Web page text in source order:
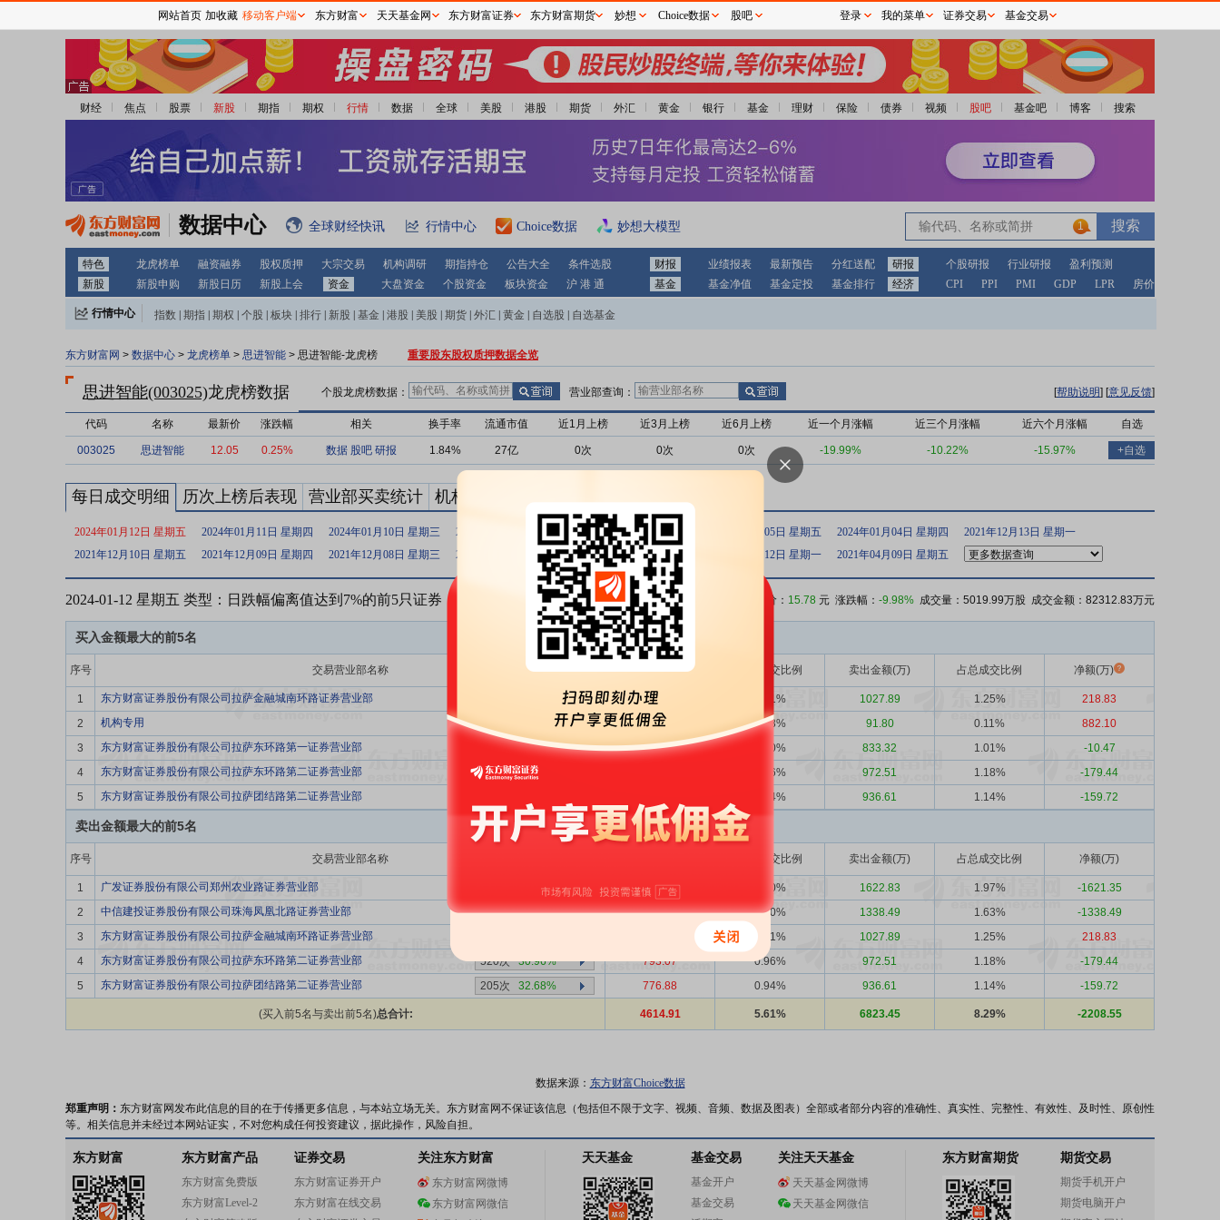
财经 焦点 股票 新股 期指 期权 行情 数据 全球 美股 港股 期货 外汇 黄金 银行 基金 理财 保险 债券 视频 股吧 基金吧 博客 搜索
数据中心 全球财经快讯 行情中心 Choice数据 妙想大模型 1
特色 龙虎榜单 融资融券 股权质押 大宗交易 机构调研 期指持仓 公告大全 条件选股 财报 业绩报表 最新预告 分红送配 研报 个股研报 行业研报
盈利预测
新股
新股申购 新股日历 新股上会 资金 大盘资金 个股资金 板块资金 沪 港 通 基金 基金净值 基金定投 基金排行 经济 CPI PPI PMI GDP LPR 房价
行情中心 指数 期指 期权 个股 板块 排行 新股 基金 港股 美股 期货 外汇 黄金 自选股 自选基金
东方财富网 > 数据中心 > 龙虎榜单 > 思进智能 > 思进智能-龙虎榜 重要股东股权质押数据全览
思进智能(003025)龙虎榜数据 个股龙虎榜数据： 营业部查询： [帮助说明] [意见反馈]
代码 名称 最新价 涨跌幅 相关 换手率 流通市值 近1月上榜 近3月上榜 近6月上榜 近一个月涨幅 近三个月涨幅 近六个月涨幅 自选
003025 思进智能 12.05 0.25% 数据 股吧 研报 1.84% 27亿 0次 0次 0次 -19.99% -10.22% -15.97% +自选
每日成交明细 历次上榜后表现 营业部买卖统计 机构买卖统计
2024年01月12日 星期五 2024年01月11日 星期四 2024年01月10日 星期三 2024年01月09日 星期二 2024年01月08日 星期一 2024年01月05日 星期五 2024年01月04日 星期四
2021年12月13日 星期一
2021年12月10日 星期五
2021年12月09日 星期四 2021年12月08日 星期三 2021年09月08日 星期三 2021年06月04日 星期五 2021年04月12日 星期一 2021年04月09日 星期五
2024-01-12 星期五 类型：日跌幅偏离值达到7%的前5只证券 收盘价： 15.78 元 涨跌幅： -9.98% 成交量：5019.99万股 成交金额：82312.83万元
买入金额最大的前5名
序号 交易营业部名称 买入金额(万) 占总成交比例 卖出金额(万) 占总成交比例 净额(万)
1 东方财富证券股份有限公司拉萨金融城南环路证券营业部 1246.72 1.51% 1027.89 1.25%
218.83
2
机构专用 2758次 39.74% 973.90 1.18% 91.80 0.11%
882.10
3
东方财富证券股份有限公司拉萨东环路第一证券营业部 172次 34.30% 822.85 1.00% 833.32 1.01%
-10.47
4
东方财富证券股份有限公司拉萨东环路第二证券营业部 520次 30.96% 0.96% 972.51 1.18%
-179.44
5
东方财富证券股份有限公司拉萨团结路第二证券营业部 0.94% 936.61 1.14% -159.72
卖出金额最大的前5名
序号 交易营业部名称 占总成交比例 卖出金额(万) 占总成交比例 净额(万)
1 广发证券股份有限公司郑州农业路证券营业部 28.00% 1.48 0.00% 1622.83 1.97%
-1621.35
2
中信建投证券股份有限公司珠海凤凰北路证券营业部 -次 - 0.00 0.00% 1338.49 1.63%
-1338.49
3
东方财富证券股份有限公司拉萨金融城南环路证券营业部 1.51% 1027.89 1.25%
218.83
4
东方财富证券股份有限公司拉萨东环路第二证券营业部 520次 30.96% 793.07 0.96% 972.51 1.18%
-179.44
5
东方财富证券股份有限公司拉萨团结路第二证券营业部 205次 32.68% 776.88 0.94% 936.61 1.14% -159.72
(买入前5名与卖出前5名)总合计: 4614.91 5.61% 6823.45 8.29% -2208.55
数据来源： 东方财富Choice数据
郑重声明： 东方财富网发布此信息的目的在于传播更多信息，与本站立场无关。东方财富网不保证该信息（包括但不限于文字、视频、音频、数据及图表）全部或者部分内容的准确性、真实性、完整性、有效性、及时性、原创性
等。相关信息并未经过本网站证实，不对您构成任何投资建议，据此操作，风险自担。
网站首页 加收藏 移动客户端 东方财富 天天基金网 东方财富证券 东方财富期货 妙想 Choice数据 股吧 登录 我的菜单 证券交易 基金交易